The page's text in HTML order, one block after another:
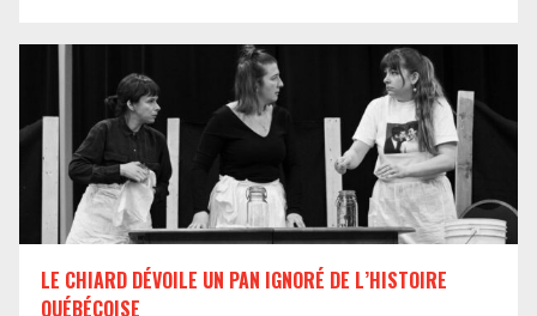
LE CHIARD DÉVOILE UN PAN IGNORÉ DE L’HISTOIRE
QUÉBÉCOISE